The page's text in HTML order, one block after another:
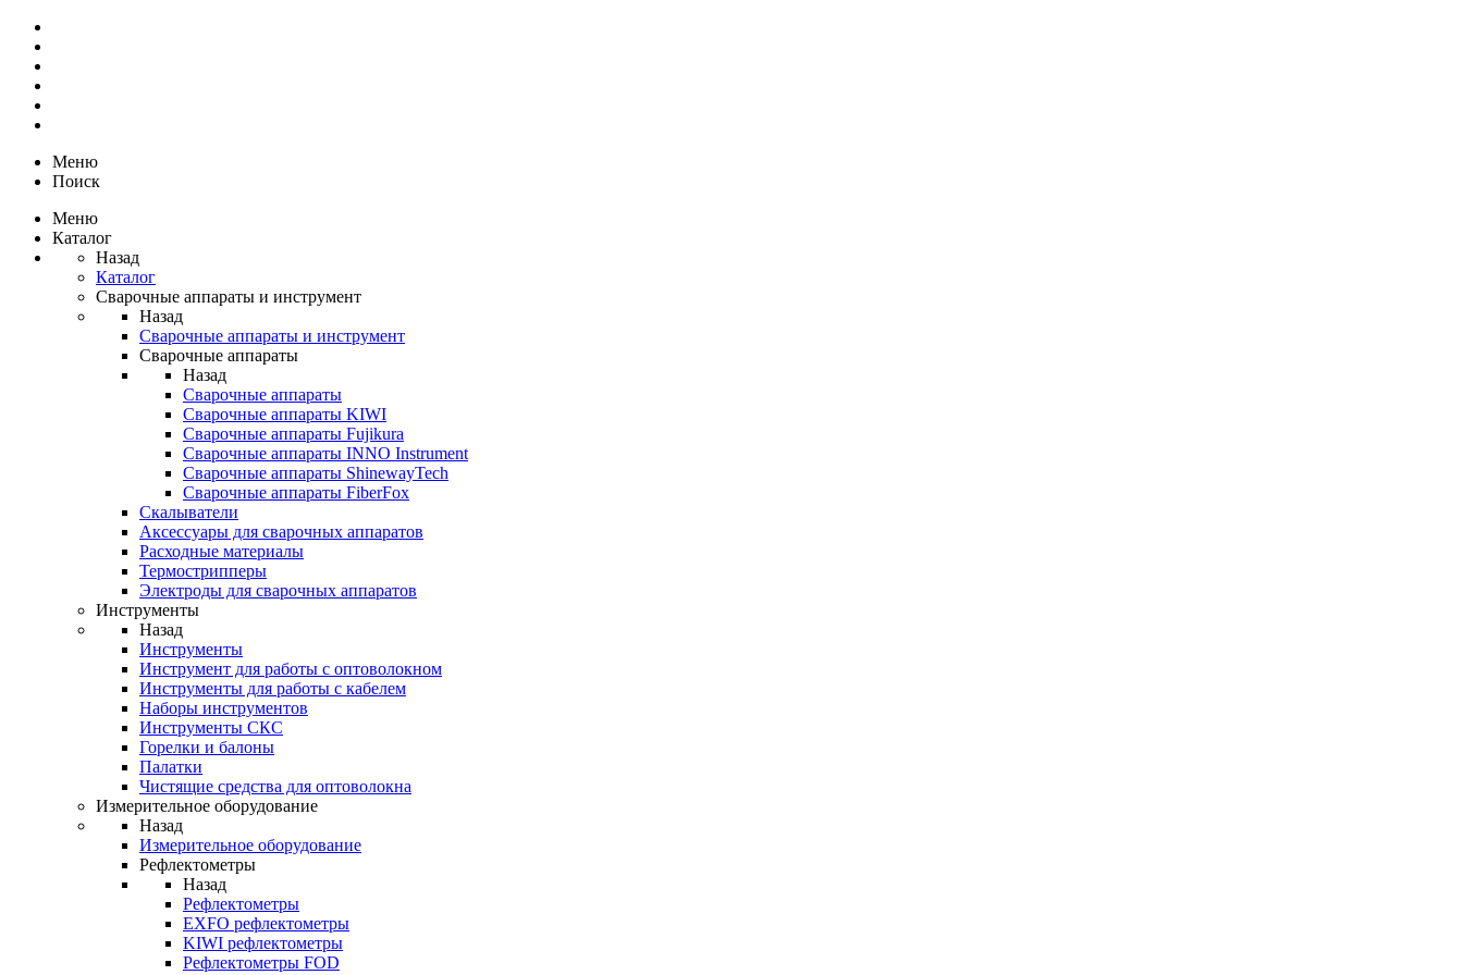
Меню
Поиск
Меню
Каталог
Назад
Каталог
Сварочные аппараты и инструмент
Назад
Сварочные аппараты и инструмент
Сварочные аппараты
Назад
Сварочные аппараты
Сварочные аппараты KIWI
Сварочные аппараты Fujikura
Сварочные аппараты INNO Instrument
Сварочные аппараты ShinewayTech
Cварочные аппараты FiberFox
Скалыватели
Аксессуары для сварочных аппаратов
Расходные материалы
Термострипперы
Электроды для сварочных аппаратов
Инструменты
Назад
Инструменты
Инструмент для работы с оптоволокном
Инструменты для работы с кабелем
Наборы инструментов
Инструменты СКС
Горелки и балоны
Палатки
Чистящие средства для оптоволокна
Измерительное оборудование
Назад
Измерительное оборудование
Рефлектометры
Назад
Рефлектометры
EXFO рефлектометры
KIWI рефлектометры
Рефлектометры FOD